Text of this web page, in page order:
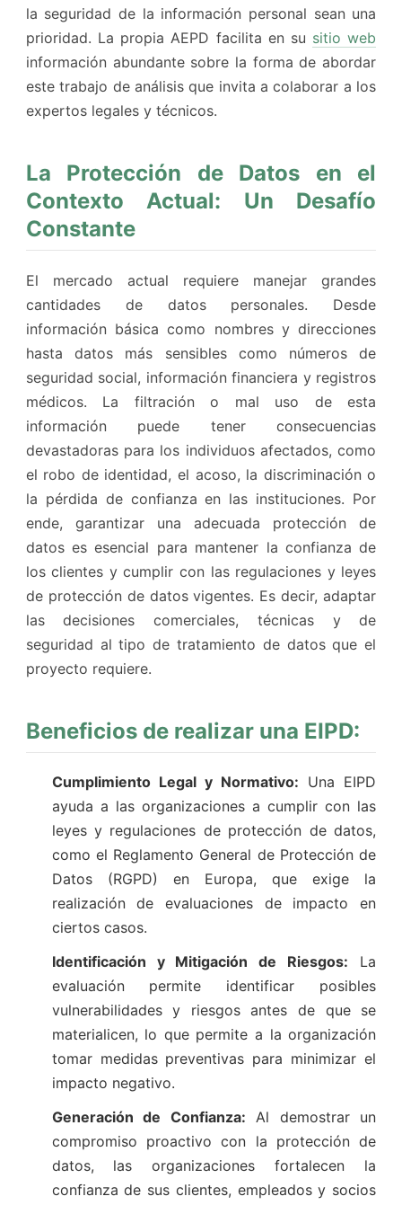
la seguridad de la información personal sean una
prioridad. La propia AEPD facilita en su sitio web
información abundante sobre la forma de abordar
este trabajo de análisis que invita a colaborar a los
expertos legales y técnicos.
La Protección de Datos en el
Contexto Actual: Un Desafío
Constante
El mercado actual requiere manejar grandes
cantidades de datos personales. Desde
información básica como nombres y direcciones
hasta datos más sensibles como números de
seguridad social, información financiera y registros
médicos. La filtración o mal uso de esta
información puede tener consecuencias
devastadoras para los individuos afectados, como
el robo de identidad, el acoso, la discriminación o
la pérdida de confianza en las instituciones. Por
ende, garantizar una adecuada protección de
datos es esencial para mantener la confianza de
los clientes y cumplir con las regulaciones y leyes
de protección de datos vigentes. Es decir, adaptar
las decisiones comerciales, técnicas y de
seguridad al tipo de tratamiento de datos que el
proyecto requiere.
Beneficios de realizar una EIPD:
Cumplimiento Legal y Normativo: Una EIPD
ayuda a las organizaciones a cumplir con las
leyes y regulaciones de protección de datos,
como el Reglamento General de Protección de
Datos (RGPD) en Europa, que exige la
realización de evaluaciones de impacto en
ciertos casos.
Identificación y Mitigación de Riesgos: La
evaluación permite identificar posibles
vulnerabilidades y riesgos antes de que se
materialicen, lo que permite a la organización
tomar medidas preventivas para minimizar el
impacto negativo.
Generación de Confianza: Al demostrar un
compromiso proactivo con la protección de
datos, las organizaciones fortalecen la
confianza de sus clientes, empleados y socios